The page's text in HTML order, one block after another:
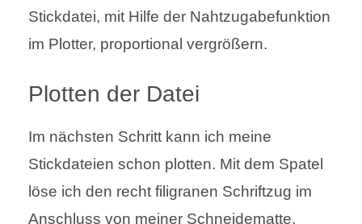
Stickdatei, mit Hilfe der Nahtzugabefunktion
im Plotter, proportional vergrößern.
Plotten der Datei
Im nächsten Schritt kann ich meine
Stickdateien schon plotten. Mit dem Spatel
löse ich den recht filigranen Schriftzug im
Anschluss von meiner Schneidematte.